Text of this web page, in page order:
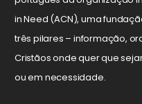
in Need (ACN), uma
três pilares – informação,
Cristãos onde quer que
ou em necessidade.